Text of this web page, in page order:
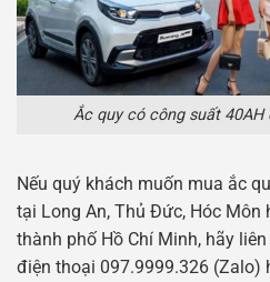
Ắc quy có công suất 40AH
Nếu quý khách muốn mua ắc
tại Long An, Thủ Đức, Hóc Môn
thành phố Hồ Chí Minh, hãy
điện thoại 097.9999.326 (Zalo)